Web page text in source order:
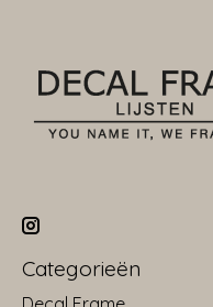
Categorieën